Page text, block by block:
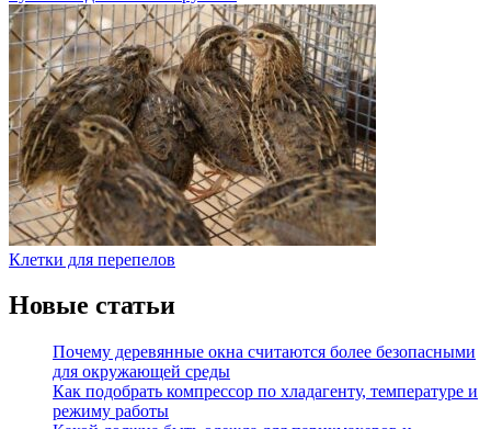
Клетки для перепелов
Новые статьи
Почему деревянные окна считаются более безопасными
для окружающей среды
Как подобрать компрессор по хладагенту, температуре и
режиму работы